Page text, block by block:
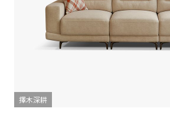
擇木深耕